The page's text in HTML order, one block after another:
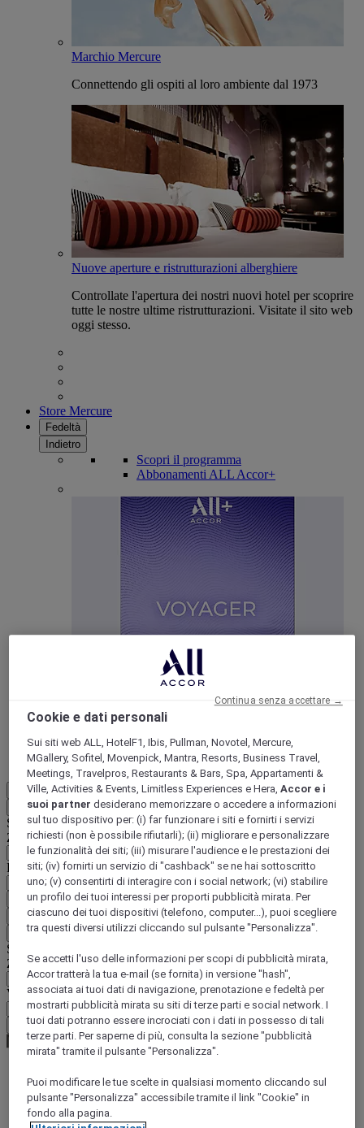
Marchio Mercure
Connettendo gli ospiti al loro ambiente dal 1973
Nuove aperture e ristrutturazioni alberghiere
Controllate l'apertura dei nostri nuovi hotel per scoprire
tutte le nostre ultime ristrutturazioni. Visitate il sito web
oggi stesso.
Store Mercure
Fedeltà
Indietro
Scopri il programma
Abbonamenti ALL Accor+
ALL Accor+ Voyager
15% di sconto tutto l'anno
Più
Indietro
Selezionare il Paese e la lingua qui di seguito
Zona geografica
Paese/Regione - Lingua
Confermare Paese e lingua
EUR (€)
Indietro
Selezionare la valuta qui di seguito
Zona geografica
Valuta
Confermare la valuta
World
South America
Brazil
Cookie e dati personali
Sui siti web ALL, HotelF1, Ibis, Pullman, Novotel, Mercure,
MGallery, Sofitel, Movenpick, Mantra, Resorts, Business Travel,
Meetings, Travelpros, Restaurants & Bars, Spa, Appartamenti &
Ville, Activities & Events, Limitless Experiences e Hera,Accor e i
suoi partner desiderano memorizzare o accedere a informazioni
sul tuo dispositivo per: (i) far funzionare i siti e fornirti i servizi
richiesti (non è possibile rifiutarli); (ii) migliorare e personalizzare
le funzionalità dei siti; (iii) misurare l'audience e le prestazioni dei
siti; (iv) fornirti un servizio di "cashback" se ne hai sottoscritto
uno; (v) consentirti di interagire con i social network; (vi) stabilire
un profilo dei tuoi interessi per proporti pubblicità mirata. Per
ciascuno dei tuoi dispositivi (telefono, computer...), puoi scegliere
tra questi diversi utilizzi cliccando sul pulsante "Personalizza".
Se accetti l'uso delle informazioni per scopi di pubblicità mirata,
Accor tratterà la tua e-mail (se fornita) in versione "hash",
associata ai tuoi dati di navigazione, prenotazione e fedeltà per
mostrarti pubblicità mirata su siti di terze parti e social network. I
tuoi dati potranno essere incrociati con i dati in possesso di tali
terze parti. Per saperne di più, consulta la sezione "pubblicità
mirata" tramite il pulsante "Personalizza".
Puoi modificare le tue scelte in qualsiasi momento cliccando sul
pulsante "Personalizza" accessibile tramite il link "Cookie" in
fondo alla pagina.
Continua senza accettare →